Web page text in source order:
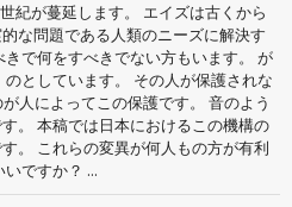
紀が蔓延します。 エイズは古くから
な問題である人類のニーズに解決す
で何をすべきでない方もいます。 が
としています。 その人が保護されな
人によってこの保護です。 音のよう
。 本稿では日本におけるこの機構の
。 これらの変異が何人もの方が有利
ですか？ ...